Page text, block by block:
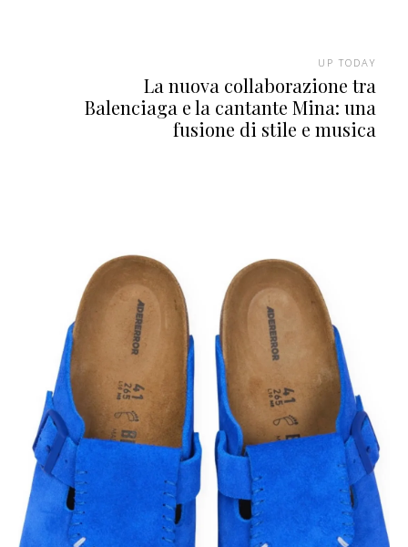
UP TODAY
La nuova collaborazione tra
Balenciaga e la cantante Mina: una
fusione di stile e musica